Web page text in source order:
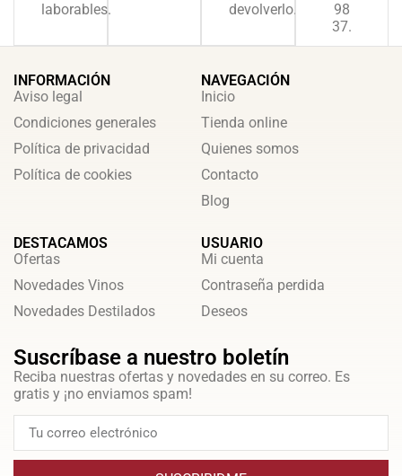
laborables.
devolverlo.
98
37.
INFORMACIÓN
Aviso legal
Condiciones generales
Política de privacidad
Política de cookies
NAVEGACIÓN
Inicio
Tienda online
Quienes somos
Contacto
Blog
DESTACAMOS
Ofertas
Novedades Vinos
Novedades Destilados
USUARIO
Mi cuenta
Contraseña perdida
Deseos
Suscríbase a nuestro boletín
Reciba nuestras ofertas y novedades en su correo. Es
gratis y ¡no enviamos spam!